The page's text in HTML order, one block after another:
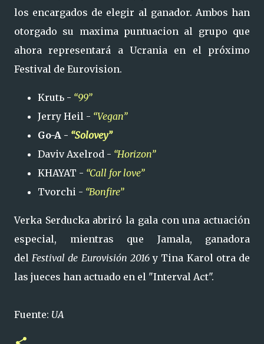
los encargados de elegir al ganador. Ambos han
otorgado su maxima puntuacion al grupo que
ahora representará a Ucrania en el próximo
Festival de Eurovision.
Krutь - “99”
Jerry Heil - “Vegan”
Go-A - “Solovey”
Daviv Axelrod - “Horizon”
KHAYAT - “Call for love”
Tvorchi - “Bonfire”
Verka Serducka abriró la gala con una actuación
especial, mientras que Jamala, ganadora
delFestival de Eurovisión 2016y Tina Karol otra de
las jueces han actuado en el "Interval Act".
Fuente: UA